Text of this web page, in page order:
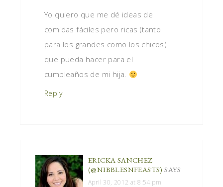
Yo quiero que me dé ideas de
comidas fáciles pero ricas (tanto
para los grandes como los chicos)
que pueda hacer para el
cumpleaños de mi hija.
Reply
ERICKA SANCHEZ
(@NIBBLESNFEASTS) SAYS
April 30, 2012 at 8:54 pm